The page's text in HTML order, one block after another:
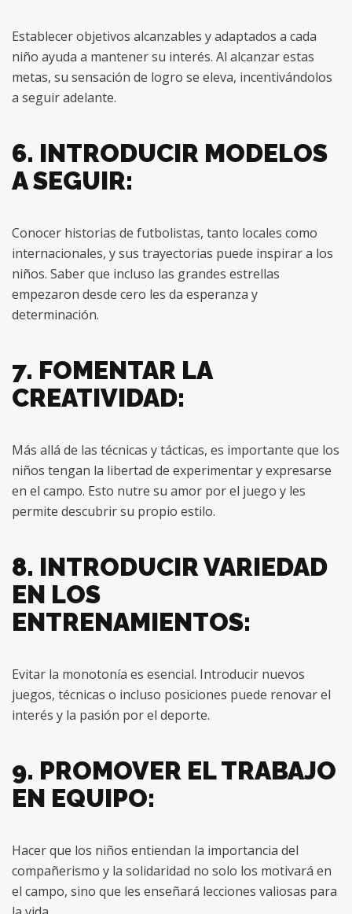
Establecer objetivos alcanzables y adaptados a cada
niño ayuda a mantener su interés. Al alcanzar estas
metas, su sensación de logro se eleva, incentivándolos
a seguir adelante.
6. INTRODUCIR MODELOS
A SEGUIR:
Conocer historias de futbolistas, tanto locales como
internacionales, y sus trayectorias puede inspirar a los
niños. Saber que incluso las grandes estrellas
empezaron desde cero les da esperanza y
determinación.
7. FOMENTAR LA
CREATIVIDAD:
Más allá de las técnicas y tácticas, es importante que los
niños tengan la libertad de experimentar y expresarse
en el campo. Esto nutre su amor por el juego y les
permite descubrir su propio estilo.
8. INTRODUCIR VARIEDAD
EN LOS
ENTRENAMIENTOS:
Evitar la monotonía es esencial. Introducir nuevos
juegos, técnicas o incluso posiciones puede renovar el
interés y la pasión por el deporte.
9. PROMOVER EL TRABAJO
EN EQUIPO:
Hacer que los niños entiendan la importancia del
compañerismo y la solidaridad no solo los motivará en
el campo, sino que les enseñará lecciones valiosas para